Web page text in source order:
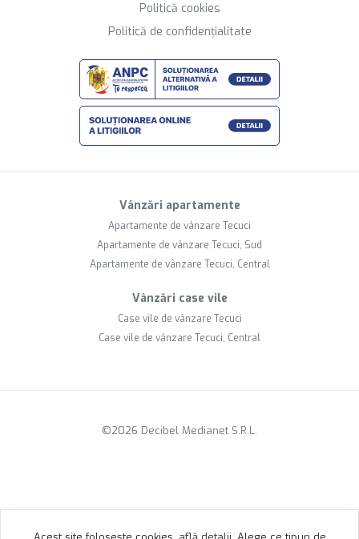
Politică cookies
Politică de confidențialitate
Vânzări apartamente
Apartamente de vânzare Tecuci
Apartamente de vânzare Tecuci, Sud
Apartamente de vânzare Tecuci, Central
Vânzări case vile
Case vile de vânzare Tecuci
Case vile de vânzare Tecuci, Central
©2026 Decibel Medianet S.R.L.